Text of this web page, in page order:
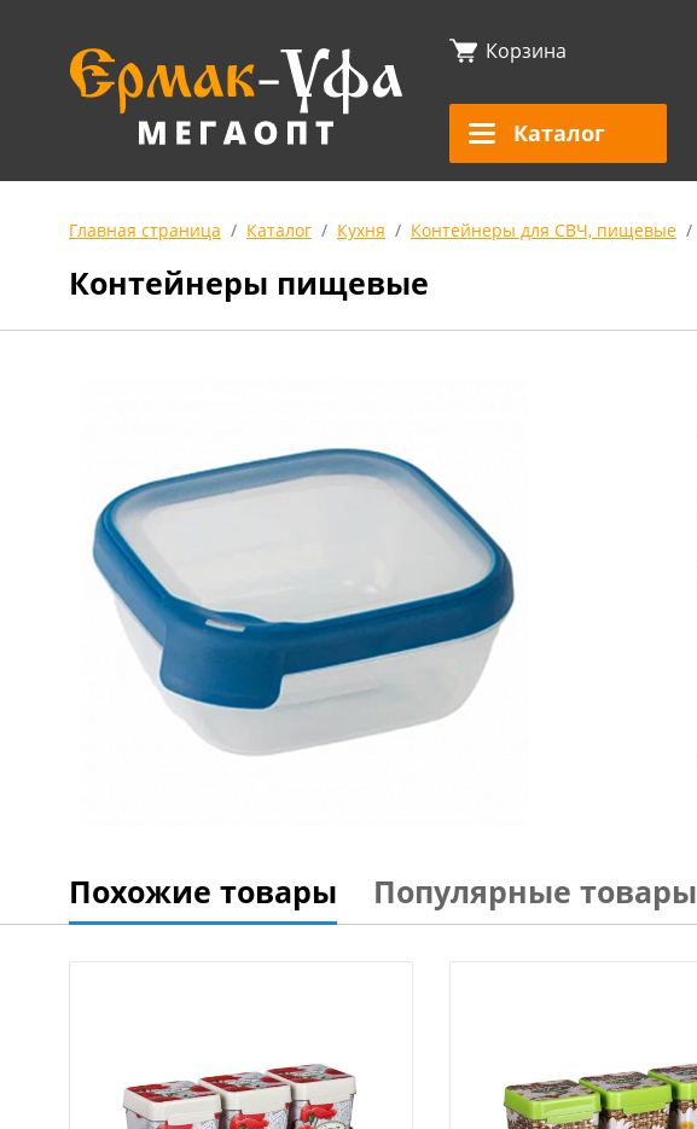
Корзина
Каталог
Главная страница Каталог Кухня Контейнеры для СВЧ, пищевые
Контейнеры пищевые
Похожие товары Популярные товары